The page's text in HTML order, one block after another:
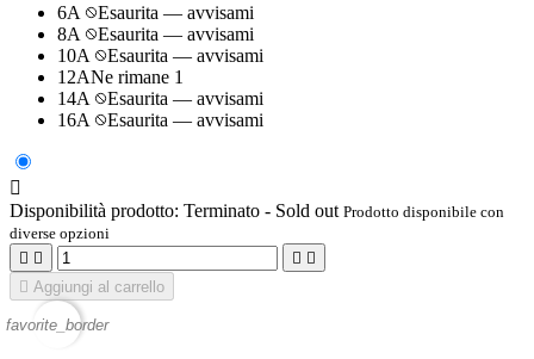
6A
Esaurita — avvisami
8A
Esaurita — avvisami
10A
Esaurita — avvisami
12ANe rimane 1
14A
Esaurita — avvisami
16A
Esaurita — avvisami

Disponibilità prodotto: Terminato - Sold out Prodotto disponibile con
diverse opzioni
   
 Aggiungi al carrello
favorite_border